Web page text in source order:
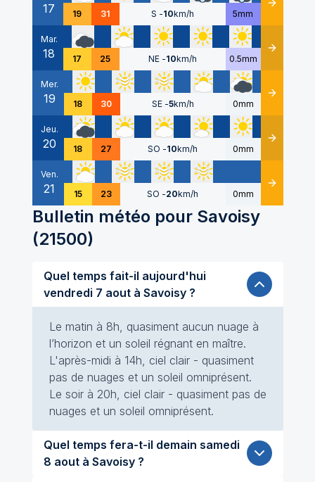
17 19 31 S -10km/h 5mm Détails
Mar.
18 17 25 NE -10km/h 0.5mm Détails
Mer.
19 18 30 SE -5km/h 0mm Détails
Jeu.
20 18 27 SO -10km/h 0mm Détails
Ven.
21 15 23 SO -20km/h 0mm Détails
Bulletin météo pour Savoisy
(21500)
Quel temps fait-il aujourd'hui
vendredi 7 aout à Savoisy ?
Le matin à 8h, quasiment aucun nuage à
l’horizon et un soleil régnant en maître.
L'après-midi à 14h, ciel clair - quasiment
pas de nuages et un soleil omniprésent.
Le soir à 20h, ciel clair - quasiment pas de
nuages et un soleil omniprésent.
Quel temps fera-t-il demain samedi
8 aout à Savoisy ?